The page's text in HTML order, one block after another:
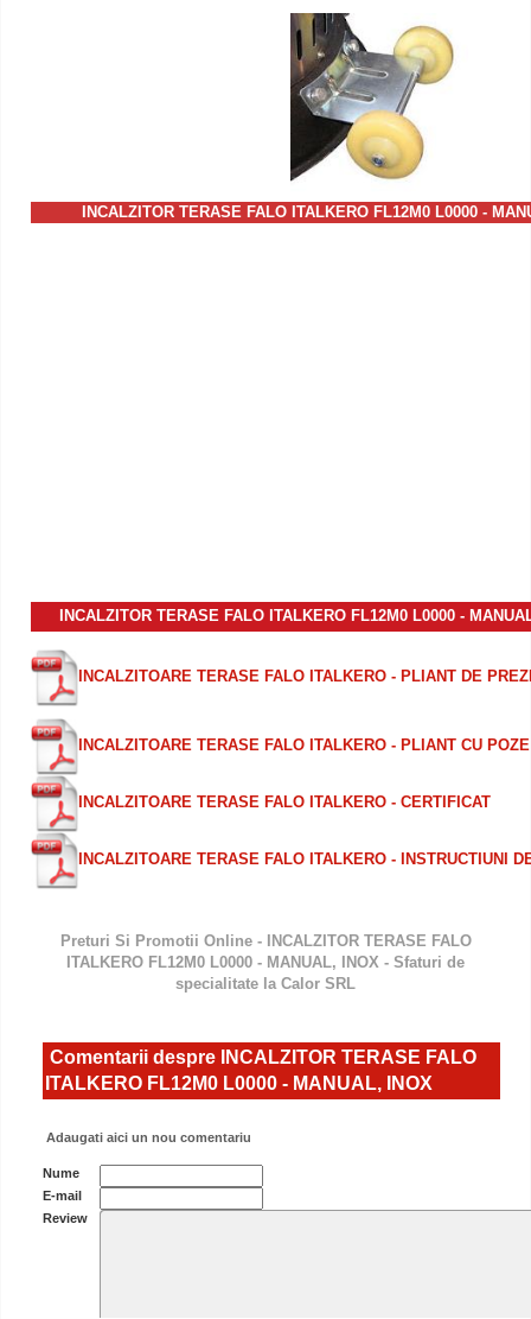
INCALZITOR TERASE FALO ITALKERO FL12M0 L0000 -
INCALZITOR TERASE FALO ITALKERO FL12M0 L0000 -
INCALZITOARE TERASE FALO ITALKERO - PLIANT DE
INCALZITOARE TERASE FALO ITALKERO - PLIANT CU POZE
INCALZITOARE TERASE FALO ITALKERO - CERTIFICAT
INCALZITOARE TERASE FALO ITALKERO - INSTRUCTIUNI
Preturi Si Promotii Online - INCALZITOR TERASE FALO
ITALKERO FL12M0 L0000 - MANUAL, INOX - Sfaturi de
specialitate la Calor SRL
Comentarii despre INCALZITOR TERASE FALO
ITALKERO FL12M0 L0000 - MANUAL, INOX
Adaugati aici un nou comentariu
Nume
E-mail
Review